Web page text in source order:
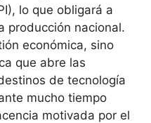
lo que obligará a
producción nacional.
económica, sino
que abre las
de tecnología
mucho tiempo
motivada por el